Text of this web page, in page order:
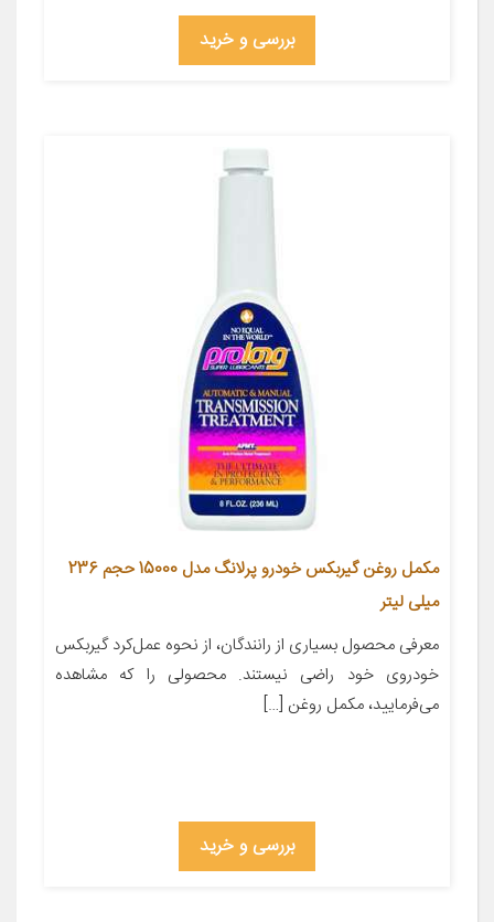
بررسی و خرید
مکمل روغن گیربکس خودرو پرلانگ مدل 15000 حجم 236
میلی لیتر
معرفی محصول بسیاری از رانندگان، از نحوه عمل‌کرد گیربکس
خودروی خود راضی نیستند. محصولی را که مشاهده
می‌فرمایید، مکمل روغن […]
بررسی و خرید